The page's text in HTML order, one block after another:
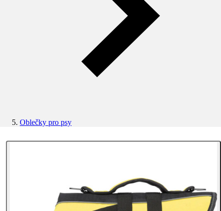
Oblečky pro psy